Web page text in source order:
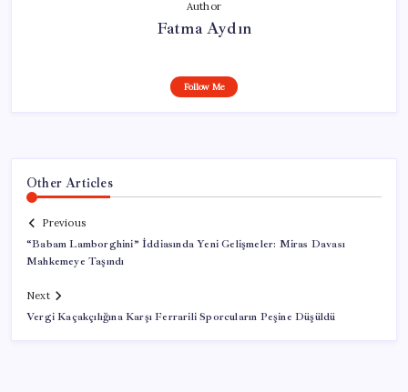
Author
Fatma Aydın
Follow Me
Other Articles
Previous
“Babam Lamborghini” İddiasında Yeni Gelişmeler: Miras Davası
Mahkemeye Taşındı
Next
Vergi Kaçakçılığına Karşı Ferrarili Sporcuların Peşine Düşüldü